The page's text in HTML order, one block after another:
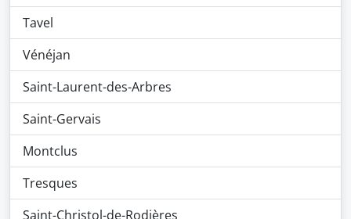
Tavel
Vénéjan
Saint-Laurent-des-Arbres
Saint-Gervais
Montclus
Tresques
Saint-Christol-de-Rodières